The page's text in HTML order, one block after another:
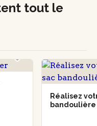
tout le
Réalisez
bandoulière